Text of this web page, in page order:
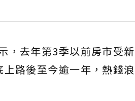
，去年第3季以前房市受
路後至今逾一年，熱錢